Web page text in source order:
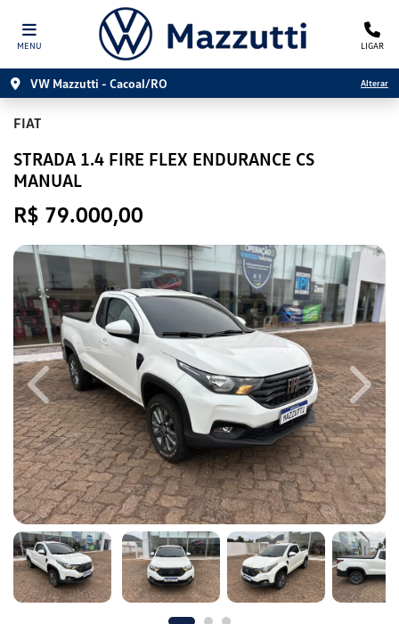
MENU LIGAR
VW Mazzutti - Cacoal/RO Alterar
FIAT
STRADA 1.4 FIRE FLEX ENDURANCE CS
MANUAL
R$ 79.000,00
Previous Next